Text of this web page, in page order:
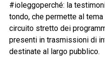
#ioleggoperché: la
tondo, che permette al
circuito stretto dei
presenti in trasmissioni di
destinate al largo pubblico.